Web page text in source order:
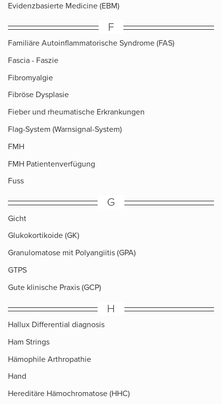
Evidenzbasierte Medicine (EBM)
F
Familiäre Autoinflammatorische Syndrome (FAS)
Fascia - Faszie
Fibromyalgie
Fibröse Dysplasie
Fieber und rheumatische Erkrankungen
Flag-System (Warnsignal-System)
FMH
FMH Patientenverfügung
Fuss
G
Gicht
Glukokortikoide (GK)
Granulomatose mit Polyangiitis (GPA)
GTPS
Gute klinische Praxis (GCP)
H
Hallux Differential diagnosis
Ham Strings
Hämophile Arthropathie
Hand
Hereditäre Hämochromatose (HHC)